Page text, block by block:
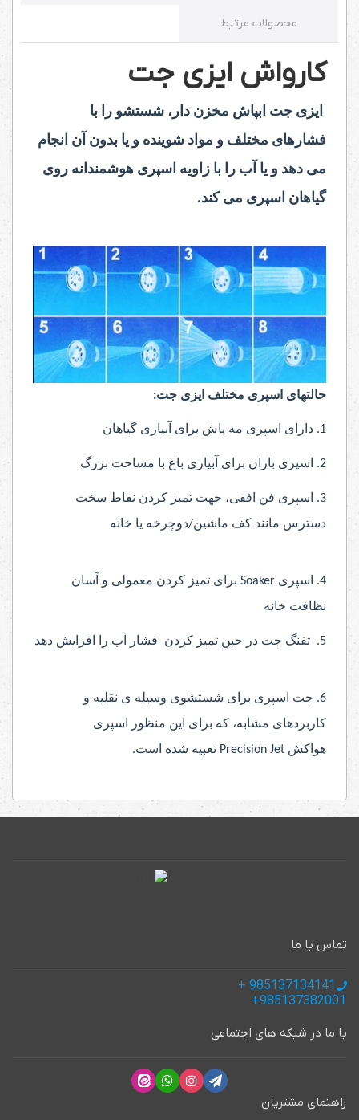
محصولات مرتبط
کارواش ایزی جت
ایزی جت ابپاش مخزن دار، شستشو را با
فشارهای مختلف و مواد شوینده و یا بدون آن انجام
می دهد و یا آب را با زاویه اسپری هوشمندانه روی
گیاهان اسپری می کند.
حالتهای اسپری مختلف ایزی جت:
1. دارای اسپری مه پاش برای آبیاری گیاهان
2. اسپری باران برای آبیاری باغ با مساحت بزرگ
3. اسپری فن افقی، جهت تمیز کردن نقاط سخت
دسترس مانند کف ماشین/دوچرخه یا خانه
4. اسپری Soaker برای تمیز کردن معمولی و آسان
نظافت خانه
5. تفنگ جت در حین تمیز کردن فشار آب را افزایش دهد
6. جت اسپری برای شستشوی وسیله ی نقلیه و
کاربردهای مشابه، که برای این منظور
اسپری
هواکش Precision Jet تعبیه شده است.
تماس با ما
با ما در شبکه های اجتماعی
راهنمای مشتریان